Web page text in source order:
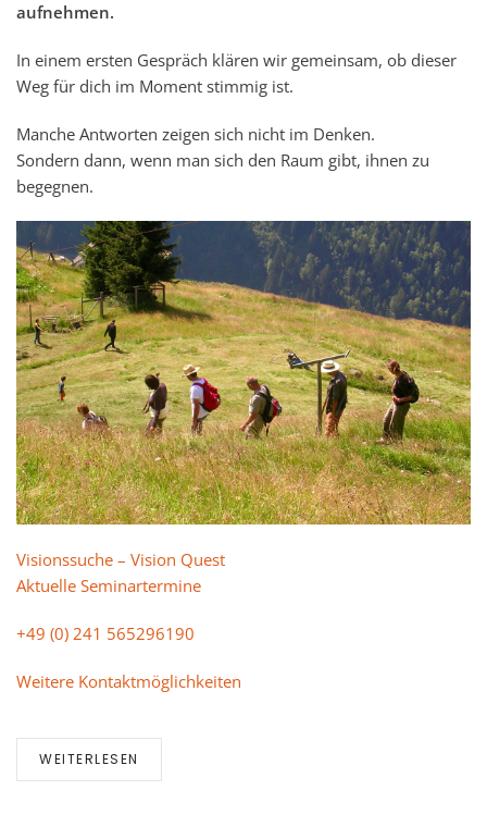
aufnehmen.
In einem ersten Gespräch klären wir gemeinsam, ob dieser
Weg für dich im Moment stimmig ist.
Manche Antworten zeigen sich nicht im Denken.
Sondern dann, wenn man sich den Raum gibt, ihnen zu
begegnen.
Visionssuche – Vision Quest
Aktuelle Seminartermine
+49 (0) 241 565296190
Weitere Kontaktmöglichkeiten
WEITERLESEN